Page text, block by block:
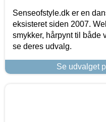
Senseofstyle.dk er en
eksisteret siden 2007.
smykker, hårpynt til både
se deres udvalg.
Se udvalget